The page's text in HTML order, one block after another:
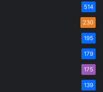
514
230
195
179
175
139